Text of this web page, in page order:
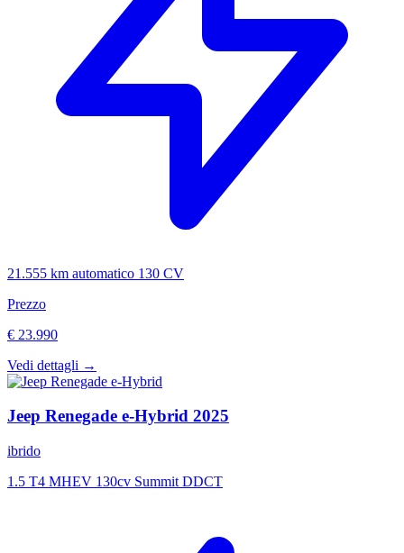
21.555 km automatico 130 CV
Prezzo
€ 23.990
Vedi dettagli →
Jeep Renegade e-Hybrid 2025
ibrido
1.5 T4 MHEV 130cv Summit DDCT